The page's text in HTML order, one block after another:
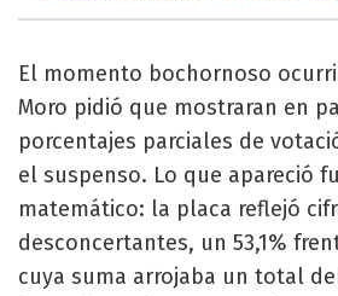
El momento bochornoso
Moro pidió que mostraran en
porcentajes parciales de
el suspenso. Lo que apareció
matemático: la placa reflejó
desconcertantes, un 53,1%
cuya suma arrojaba un total